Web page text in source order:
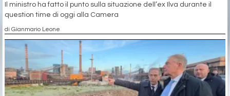
Il ministro ha fatto il punto sulla situazione dell’ex Ilva durante il
question time di oggi alla Camera
di Gianmario Leone